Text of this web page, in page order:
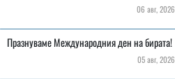
06 авг, 2026
Празнуваме Международния ден на бирата!
05 авг, 2026